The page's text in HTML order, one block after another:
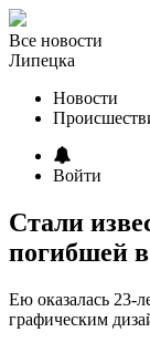
Все новости
Липецка
Новости
Войти
Стали
погибшей
Ею оказалась 23-
графическим